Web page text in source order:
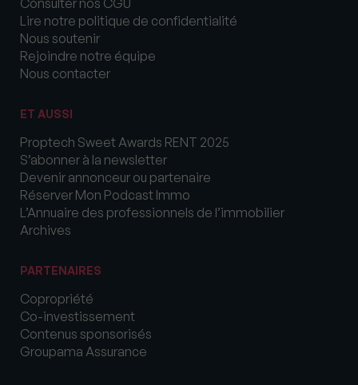
Consulter nos CGU
Lire notre politique de confidentialité
Nous soutenir
Rejoindre notre équipe
Nous contacter
ET AUSSI
Proptech Sweet Awards RENT 2025
S’abonner à la newsletter
Devenir annonceur ou partenaire
Réserver Mon Podcast Immo
L’Annuaire des professionnels de l’immobilier
Archives
PARTENAIRES
Copropriété
Co-investissement
Contenus sponsorisés
Groupama Assurance